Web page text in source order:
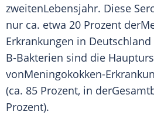
zweitenLebensjahr. Diese
nur ca. etwa 20 Prozent
Erkrankungen in Deutschland
B-Bakterien sind die
vonMeningokokken-
(ca. 85 Prozent, in
Prozent).